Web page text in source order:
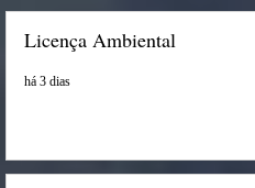
Licença Ambiental
há 3 dias